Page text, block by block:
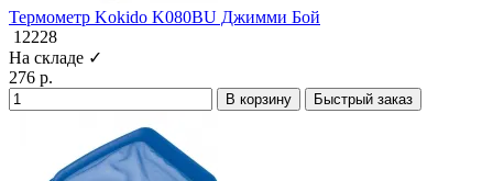
Термометр Kokido K080BU Джимми Бой
12228
На складе ✓
276 р.
В корзину Быстрый заказ